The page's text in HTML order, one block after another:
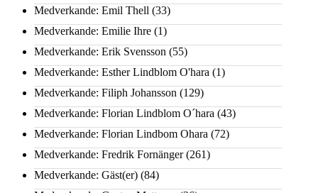
Medverkande: Emil Thell (33)
Medverkande: Emilie Ihre (1)
Medverkande: Erik Svensson (55)
Medverkande: Esther Lindblom O'hara (1)
Medverkande: Filiph Johansson (129)
Medverkande: Florian Lindblom O´hara (43)
Medverkande: Florian Lindbom Ohara (72)
Medverkande: Fredrik Fornänger(261)
Medverkande: Gäst(er) (84)